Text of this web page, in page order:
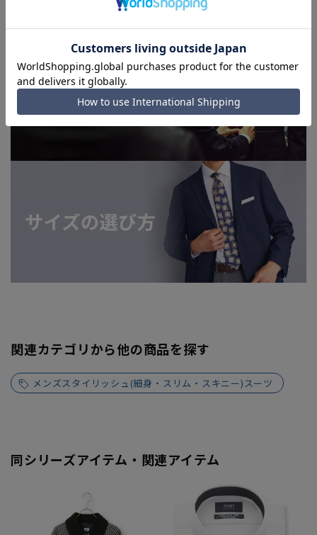
てはお急ぎ発送サービスを選択できない場合がございます。
関連カテゴリから他の商品を探す
メンズスタイリッシュ(細身・スリム・スキニー)スーツ
同シリーズアイテム・関連アイテム